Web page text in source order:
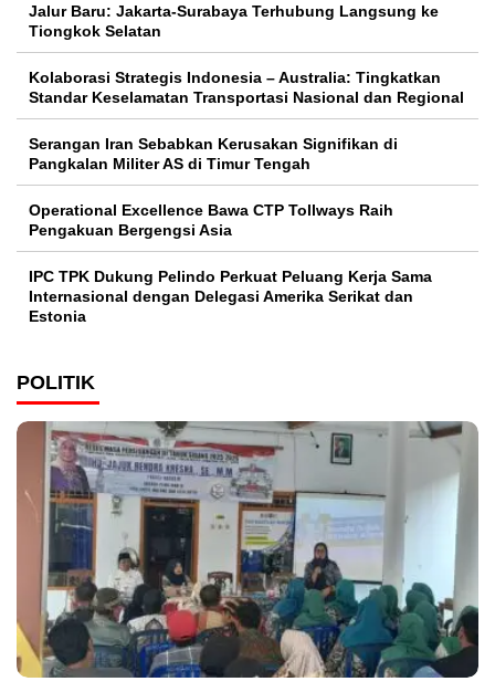
Jalur Baru: Jakarta-Surabaya Terhubung Langsung ke
Tiongkok Selatan
Kolaborasi Strategis Indonesia – Australia: Tingkatkan
Standar Keselamatan Transportasi Nasional dan Regional
Serangan Iran Sebabkan Kerusakan Signifikan di
Pangkalan Militer AS di Timur Tengah
Operational Excellence Bawa CTP Tollways Raih
Pengakuan Bergengsi Asia
IPC TPK Dukung Pelindo Perkuat Peluang Kerja Sama
Internasional dengan Delegasi Amerika Serikat dan
Estonia
POLITIK